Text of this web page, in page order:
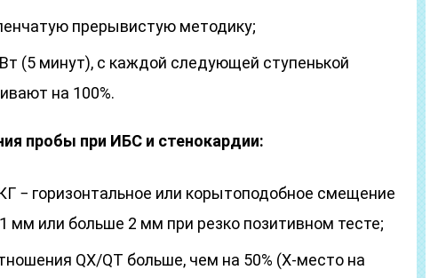
прерывистую методику;
(5 минут), с каждой следующей ступенькой
на 100%.
пробы при ИБС и стенокардии:
− горизонтальное или корытоподобное смещение
мм или больше 2 мм при резко позитивном тесте;
QX/QT больше, чем на 50% (Х-место на